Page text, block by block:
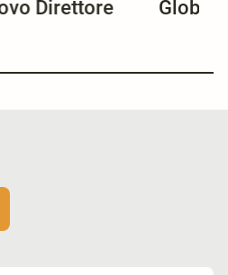
marchio